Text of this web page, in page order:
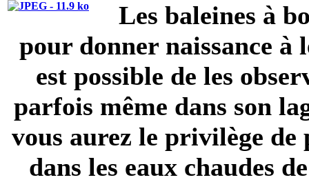
Les baleines à
pour donner naissance à
est possible de les
parfois même dans son
vous aurez le privilège
dans les eaux chaudes